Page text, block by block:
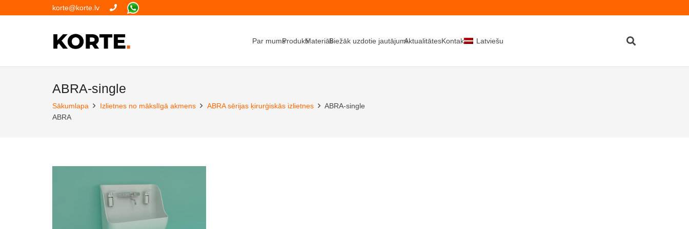
korte@korte.lv
Par mumsProduktiMateriāliBiežāk uzdotie jautājumiAktualitātesKontakti Latviešu
ABRA-single
Sākumlapa Izlietnes no mākslīgā akmens ABRA sērijas ķirurģiskās izlietnes
ABRA-single
ABRA